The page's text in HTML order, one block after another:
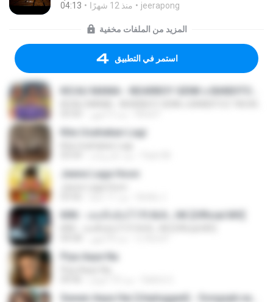
04:13
منذ 12 شهرًا jeerapong
المزيد من الملفات مخفية
استمر في التطبيق
Kita Usahakan Lagi
Jeene Laga Hoon
KRK - เธอทิ้งฉันไว้ Ft.N/A , HK [Official MV]
Piya Aaye Na